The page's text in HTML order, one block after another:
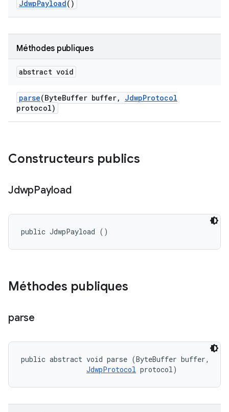
JdwpPayload()
Méthodes publiques
abstract void
parse(ByteBuffer buffer, JdwpProtocol
protocol)
Constructeurs publics
JdwpPayload
public JdwpPayload ()
Méthodes publiques
parse
public abstract void parse (ByteBuffer buffer,
JdwpProtocol protocol)